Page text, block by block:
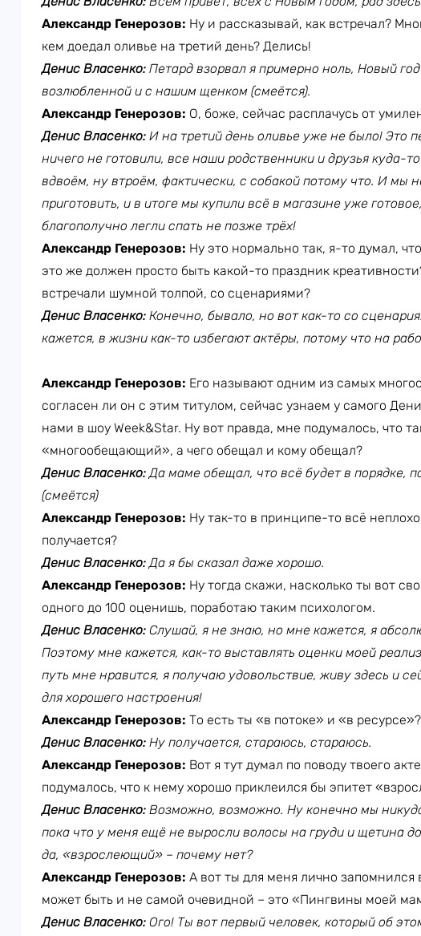
Александр Генерозов: Ну и рассказывай, как встречал?
кем доедал оливье на третий день? Делись!
Денис Власенко: Петард взорвал я примерно ноль, Новый
возлюбленной и с нашим щенком (смеётся).
Александр Генерозов: О, боже, сейчас расплачусь от
Денис Власенко: И на третий день оливье уже не было! Это
ничего не готовили, все наши родственники и друзья куда-
вдвоём, ну втроём, фактически, с собакой потому что. И мы
приготовить, и в итоге мы купили всё в магазине уже
благополучно легли спать не позже трёх!
Александр Генерозов: Ну это нормально так, я-то думал,
это же должен просто быть какой-то праздник
встречали шумной толпой, со сценариями?
Денис Власенко: Конечно, бывало, но вот как-то со
кажется, в жизни как-то избегают актёры, потому что на
Александр Генерозов: Его называют одним из самых
согласен ли он с этим титулом, сейчас узнаем у самого
нами в шоу Week&Star. Ну вот правда, мне подумалось, что
«многообещающий», а чего обещал и кому обещал?
Денис Власенко:Да маме обещал, что всё будет в порядке,
(смеётся)
Александр Генерозов: Ну так-то в принципе-то всё
получается?
Денис Власенко:Да я бы сказал даже хорошо.
Александр Генерозов: Ну тогда скажи, насколько ты вот
одного до 100 оценишь, поработаю таким психологом.
Денис Власенко: Слушай, я не знаю, но мне кажется, я
Поэтому мне кажется, как-то выставлять оценки моей
путь мне нравится, я получаю удовольствие, живу здесь и
для хорошего настроения!
Александр Генерозов: То есть ты «в потоке» и «в ресурсе»?
Денис Власенко: Ну получается, стараюсь, стараюсь.
Александр Генерозов: Вот я тут думал по поводу твоего
подумалось, что к нему хорошо приклеился бы эпитет
Денис Власенко: Возможно, возможно. Ну конечно мы
пока что у меня ещё не выросли волосы на груди и щетина
да, «взрослеющий» – почему нет?
Александр Генерозов: А вот ты для меня лично запомнился
может быть и не самой очевидной – это «Пингвины моей
Денис Власенко: Ого! Ты вот первый человек, который об